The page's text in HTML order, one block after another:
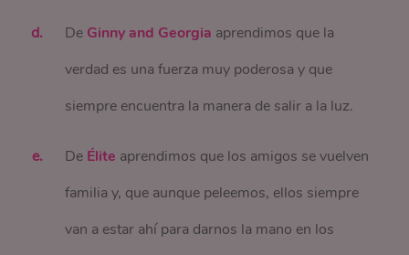
De Ginny and Georgia aprendimos que la
verdad es una fuerza muy poderosa y que
siempre encuentra la manera de salir a la luz.
De Élite aprendimos que los amigos se vuelven
familia y, que aunque peleemos, ellos siempre
van a estar ahí para darnos la mano en los